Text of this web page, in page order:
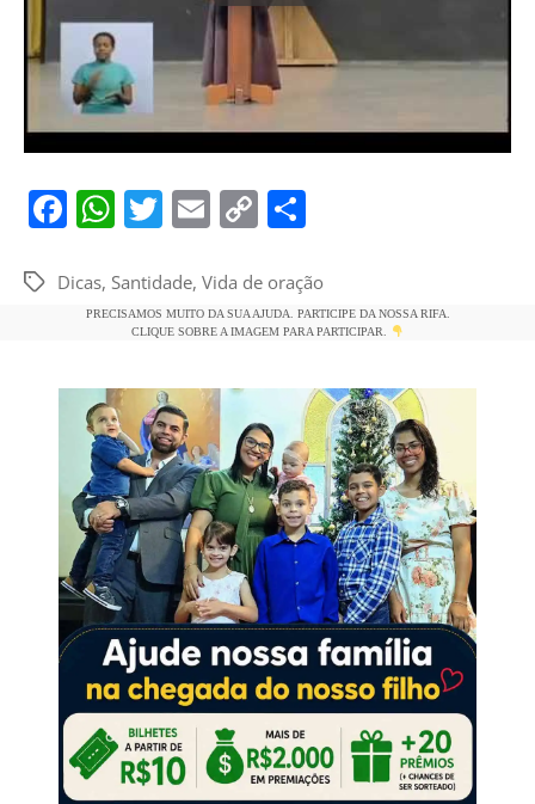
F
c
e
o
o
k
W
at
s
p
p
T
itt
er
E
ai
l
C
p
y
n
k
ar
e
TagsDicas, Santidade, Vida de oração
PRECISAMOS MUITO DA SUA AJUDA. PARTICIPE DA NOSSA RIFA.
CLIQUE SOBRE A IMAGEM PARA PARTICIPAR.